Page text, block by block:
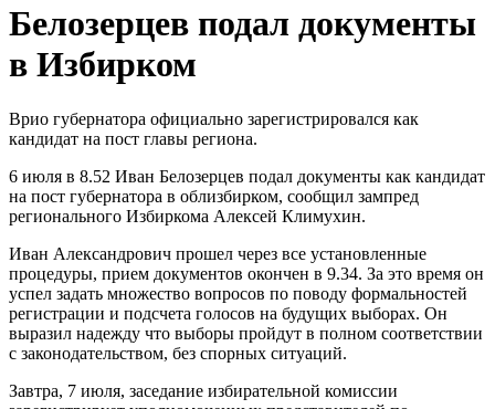
Белозерцев подал документы
в Избирком
Врио губернатора официально зарегистрировался как
кандидат на пост главы региона.
6 июля в 8.52 Иван Белозерцев подал документы как кандидат
на пост губернатора в облизбирком, сообщил зампред
регионального Избиркома Алексей Климухин.
Иван Александрович прошел через все установленные
процедуры, прием документов окончен в 9.34. За это время он
успел задать множество вопросов по поводу формальностей
регистрации и подсчета голосов на будущих выборах. Он
выразил надежду что выборы пройдут в полном соответствии
с законодательством, без спорных ситуаций.
Завтра, 7 июля, заседание избирательной комиссии